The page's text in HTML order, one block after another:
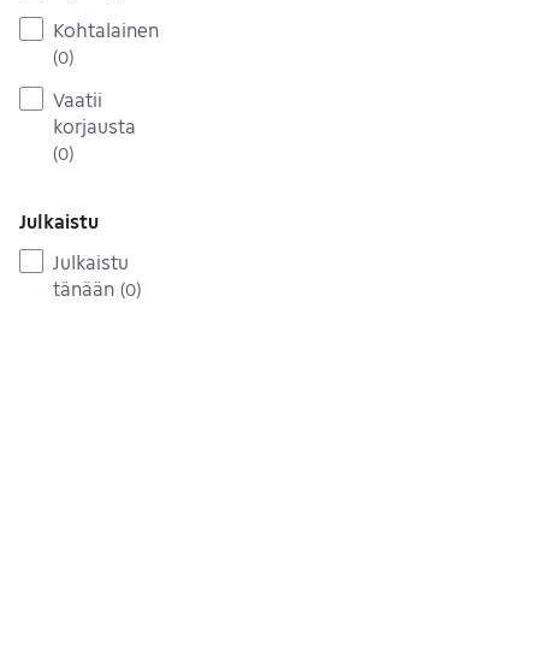
Kohtalainen
(0)
Vaatii
korjausta
(0)
Julkaistu
Julkaistu
tänään (0)